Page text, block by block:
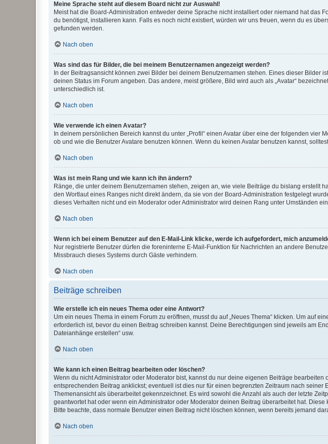
Meine Sprache steht auf diesem Board nicht zur Auswahl!
Meist hat die Board-Administration entweder deine Sprache nicht installiert oder niemand hat das
du benötigst, installieren kann. Falls es noch nicht existiert, würden wir uns freuen, wenn du es
gefunden werden.
Nach oben
Was sind das für Bilder, die bei meinem Benutzernamen angezeigt werden?
In der Beitragsansicht können zwei Bilder bei deinem Benutzernamen stehen. Eines dieser Bilder
deinen Status im Forum angeben. Das andere, meist größere, Bild wird auch als „Avatar“
unterschiedlich ist.
Nach oben
Wie verwende ich einen Avatar?
In deinem persönlichen Bereich kannst du unter „Profil“ einen Avatar über eine der folgenden
ob und wie die Benutzer Avatare benutzen können. Wenn du keinen Avatar benutzen kannst,
Nach oben
Was ist mein Rang und wie kann ich ihn ändern?
Ränge, die unter deinem Benutzernamen stehen, zeigen an, wie viele Beiträge du bislang erstellt
den Wortlaut eines Ranges nicht direkt ändern, da sie von der Board-Administration festgelegt
dieses Verhalten nicht und ein Moderator oder Administrator wird deinen Rang unter Umständen
Nach oben
Wenn ich bei einem Benutzer auf den E-Mail-Link klicke, werde ich aufgefordert, mich
Nur registrierte Benutzer dürfen die foreninterne E-Mail-Funktion für Nachrichten an andere
Missbrauch dieses Systems durch Gäste verhindern.
Nach oben
Beiträge schreiben
Wie erstelle ich ein neues Thema oder eine Antwort?
Um ein neues Thema in einem Forum zu eröffnen, musst du auf „Neues Thema“ klicken. Um auf
erforderlich ist, bevor du einen Beitrag schreiben kannst. Deine Berechtigungen sind jeweils am
Dateianhänge erstellen“ usw.
Nach oben
Wie kann ich einen Beitrag bearbeiten oder löschen?
Wenn du nicht Administrator oder Moderator bist, kannst du nur deine eigenen Beiträge
entsprechenden Beitrag anklickst; eventuell ist dies nur für einen begrenzten Zeitraum nach
Themenansicht als überarbeitet gekennzeichnet. Es wird sowohl die Anzahl als auch der letzte
geantwortet hat oder wenn ein Administrator oder Moderator deinen Beitrag überarbeitet hat.
Bitte beachte, dass normale Benutzer einen Beitrag nicht löschen können, wenn bereits jemand
Nach oben